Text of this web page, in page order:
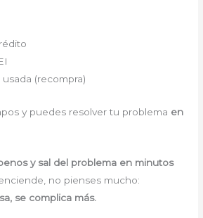
(recompra)
y puedes resolver tu problema en
y sal del problema en minutos
no pienses mucho:
se complica más.